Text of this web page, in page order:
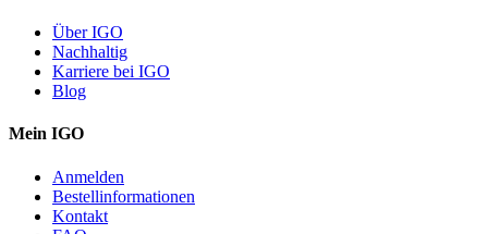
Über IGO
Nachhaltig
Karriere bei IGO
Blog
Mein IGO
Anmelden
Bestellinformationen
Kontakt